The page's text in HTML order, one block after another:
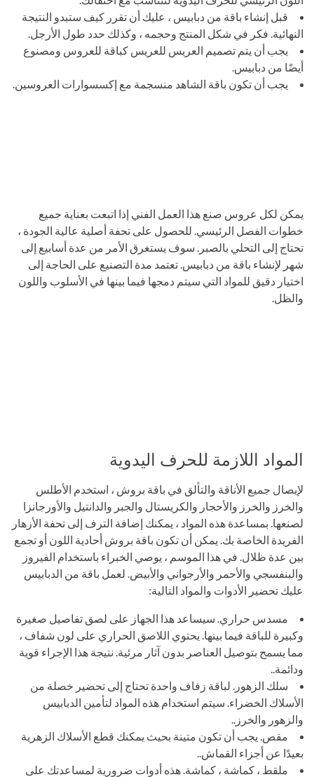
قبل إنشاء باقة من دبابيس ، عليك أن تقرر كيف ستبدو النتيجة
النهائية. فكر في شكل المنتج وحجمه ، وكذلك حدد طول الأرجل.
يجب أن يتم تصميم العريس للعريس كباقة للعروس ومصنوع
أيضًا من دبابيس.
يجب أن تكون باقة الشاهد منسجمة مع إكسسوارات العروسين.
يمكن لكل عروس صنع هذا العمل الفني إذا اتبعت بعناية جميع
خطوات الفصل الرئيسي. للحصول على تحفة أصلية عالية الجودة ،
تحتاج إلى التحلي بالصبر. سوف يستغرق الأمر من عدة أسابيع إلى
شهر لإنشاء باقة من دبابيس. تعتمد مدة التصنيع على الحاجة إلى
اختيار دقيق للمواد التي سيتم دمجها فيما بينها في الأسلوب واللون
والظل.
المواد اللازمة للحرف اليدوية
لإيصال جميع الأناقة والتألق في باقة بروش ، استخدم الأطلس
والخرز والخرز والأحجار والكريستال والجبر والدانتيل والأورجانزا
لصنعها. بمساعدة هذه المواد ، يمكنك إضافة الترف إلى تحفة الأزهار
الفريدة الخاصة بك. يمكن أن تكون باقة بروش أحادية اللون أو تجمع
بين عدة ظلال. في هذا الموسم ، يوصي الخبراء باستخدام الفيروز
والبنفسجي والأحمر والأرجواني والأبيض. لعمل باقة من الدبابيس
عليك تحضير الأدوات والمواد التالية:
مسدس حراري. سيساعد هذا الجهاز على لصق تفاصيل صغيرة
وكبيرة للباقة فيما بينها. يحتوي اللاصق الحراري على لون شفاف ،
مما يسمح بتوصيل العناصر بدون آثار مرئية. نتيجة هذا الإجراء قوية
ودائمة..
سلك الزهور. لباقة زفاف واحدة تحتاج إلى تحضير خصلة من
الأسلاك الخضراء. سيتم استخدام هذه المواد لتأمين الدبابيس
والزهور والخرز..
مقص. يجب أن تكون متينة بحيث يمكنك قطع الأسلاك الزهرية
بعيدًا عن أجزاء القماش..
ملقط ، كماشة ، كماشة. هذه أدوات ضرورية لمساعدتك على